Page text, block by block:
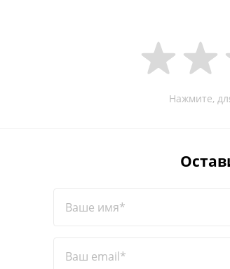
Нажмите,
Ваше имя*
Ваш email*